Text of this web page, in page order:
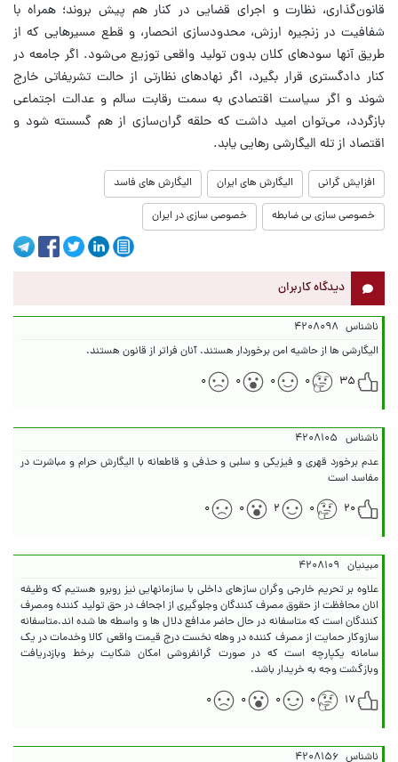
قانون‌گذاری، نظارت و اجرای قضایی در کنار هم پیش بروند؛ همراه با
شفافیت در زنجیره ارزش، محدودسازی انحصار، و قطع مسیرهایی که از
طریق آنها سودهای کلان بدون تولید واقعی توزیع می‌شود. اگر جامعه در
کنار دادگستری قرار بگیرد، اگر نهادهای نظارتی از حالت تشریفاتی خارج
شوند و اگر سیاست اقتصادی به سمت رقابت سالم و عدالت اجتماعی
بازگردد، می‌توان امید داشت که حلقه گران‌سازی از هم گسسته شود و
اقتصاد از تله الیگارشی رهایی یابد.
افزایش گرانی الیگارش های ایران الیگارش های فاسد
خصوصی سازی بی ضابطه خصوصی سازی در ایران
دیدگاه کاربران
ناشناس ۴۲۰۸۰۹۸
الیگارشی ها از حاشیه امن برخوردار هستند. آنان فراتر از قانون هستند.
۳۵
۰ ۰ ۰ ۰
ناشناس ۴۲۰۸۱۰۵
عدم برخورد قهری و فیزیکی و سلبی و حذفی و قاطعانه با الیگارش حرام و مباشرت در
مفاسد است
۲۰
۰ ۲ ۰ ۰
مبینیان ۴۲۰۸۱۰۹
علاوه بر تحریم خارجی وگران سازهای داخلی با سازمانهایی نیز روبرو هستیم که وظیفه
انان محافظت از حقوق مصرف کنندگان وجلوگیری از اجحاف در حق تولید کننده ومصرف
کنندگان است که متاسفانه در حال حاضر مدافع دلال ها و واسطه ها شده اند.متاسفانه
سازوکار حمایت از مصرف کننده در وهله نخست درج قیمت واقعی کالا وخدمات در یک
سامانه یکپارچه است که در صورت گرانفروشی امکان شکایت برخط وبازدریافت
وبازگشت وجه به خریدار باشد.
۱۷
۰ ۰ ۰ ۰
ناشناس ۴۲۰۸۱۵۶